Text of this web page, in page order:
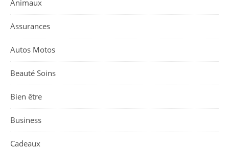
Animaux
Assurances
Autos Motos
Beauté Soins
Bien être
Business
Cadeaux